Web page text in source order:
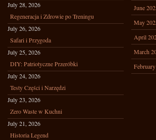
July 28, 2026
Regeneracja i Zdrowie po Treningu
July 26, 2026
Safari i Przygoda
July 25, 2026
DIY: Patriotyczne Przeróbki
July 24, 2026
Testy Części i Narzędzi
July 23, 2026
Zero Waste w Kuchni
July 21, 2026
Historia Legend
June
May
April
March